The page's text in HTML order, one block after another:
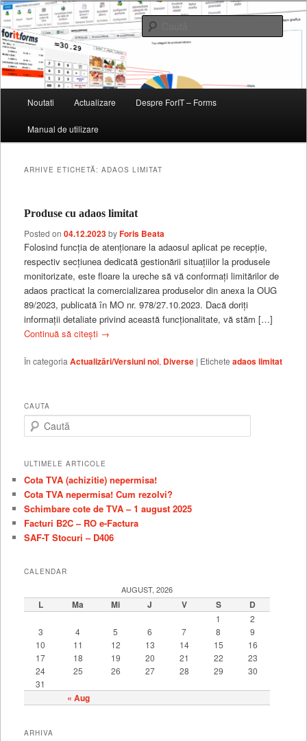
ForIT – Forms
Soft de gestiune pentru magazine, restaurante, baruri si fast-fooduri
Caută
principal
Sari
la
Sari
la
Noutati Actualizare Despre ForIT – Forms
Manual de utilizare
ARHIVE ETICHETĂ: ADAOS LIMITAT
Produse cu adaos limitat
Posted on 04.12.2023byForis Beata
Folosind funcția de atenționare la adaosul aplicat pe recepție,
respectiv secțiunea dedicată gestionării situațiilor la produsele
monitorizate, este floare la ureche să vă conformați limitărilor de
adaos practicat la comercializarea produselor din anexa la OUG
89/2023, publicată în MO nr. 978/27.10.2023. Dacă doriți
informații detaliate privind această funcționalitate, vă stăm […]
Continuă să citești →
În categoria Actualizări/Versiuni noi, Diverse | Etichete adaos limitat
CAUTA
a
tULTIMELE ARTICOLE
Cota TVA (achizitie) nepermisa!
Cota TVA nepermisa! Cum rezolvi?
Schimbare cote de TVA – 1 august 2025
Facturi B2C – RO e-Factura
SAF-T Stocuri – D406
CALENDAR
AUGUST, 2026
L Ma Mi J V S D
« Aug
1
2
3
4 5 6 7 8
9
10
11 12 13 14 15
16
17
18 19 20 21 22
23
24
25 26 27 28 29
30
31
ARHIVA